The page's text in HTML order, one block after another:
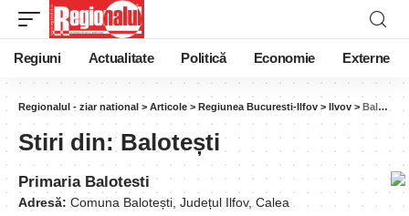
Regiuni Actualitate Politică Economie Externe
Regionalul - ziar national > Articole > Regiunea Bucuresti-Ilfov > Ilvov > Balotești
Stiri din:Balotești
Primaria Balotesti
Adresă: Comuna Balotești, Județul Ilfov, Calea